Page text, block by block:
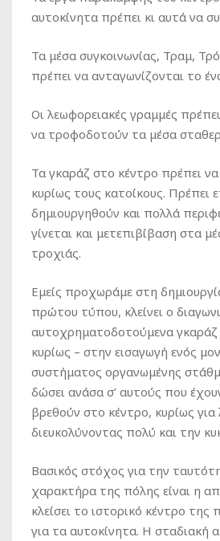
αυτοκίνητα πρέπει κι αυτά να
Τα μέσα συγκοινωνίας, Τραμ,
πρέπει να ανταγωνίζονται το
Οι λεωφορειακές γραμμές
να τροφοδοτούν τα μέσα
Τα γκαράζ στο κέντρο πρέπει
κυρίως τους κατοίκους. Πρέπει
δημιουργηθούν και πολλά
γίνεται και μετεπιβίβαση στα
τροχιάς.
Εμείς προχωράμε στη
πρώτου τύπου, κλείνει ο
αυτοχρηματοδοτούμενα γκαράζ
κυρίως – στην εισαγωγή ενός
συστήματος οργανωμένης
δώσει ανάσα σ’ αυτούς που
βρεθούν στο κέντρο, κυρίως για
διευκολύνοντας πολύ και την
Βασικός στόχος για την
χαρακτήρα της πόλης είναι η
κλείσει το ιστορικό κέντρο
για τα αυτοκίνητα. Η σταδιακή